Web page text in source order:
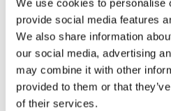
We use cookies to personalise
provide social media features
We also share information
our social media, advertising
may combine it with other
provided to them or that
of their services.